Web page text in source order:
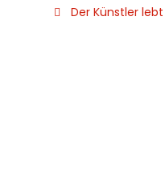
Der Künstler